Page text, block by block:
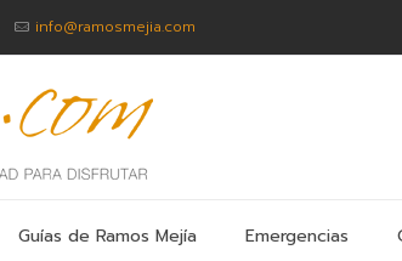
info@ramosmejia.com
Guías de Ramos Mejía Emergencias